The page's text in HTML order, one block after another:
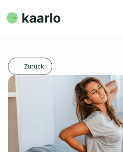
Zurück